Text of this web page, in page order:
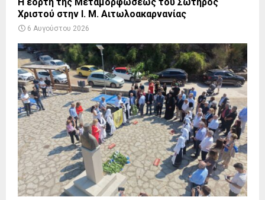
Χριστού στην Ι. Μ. Αιτωλοακαρνανίας
6 Αυγούστου 2026